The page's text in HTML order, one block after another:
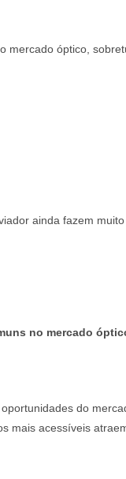
mercado óptico,
ainda fazem
no mercado
do
mais acessíveis